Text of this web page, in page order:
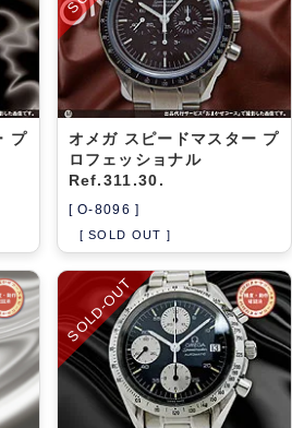
プ
オメガ スピードマスター プ
ロフェッショナル
Ref.311.30.
[ O-8096 ]
[ SOLD OUT ]
SOLD-OUT